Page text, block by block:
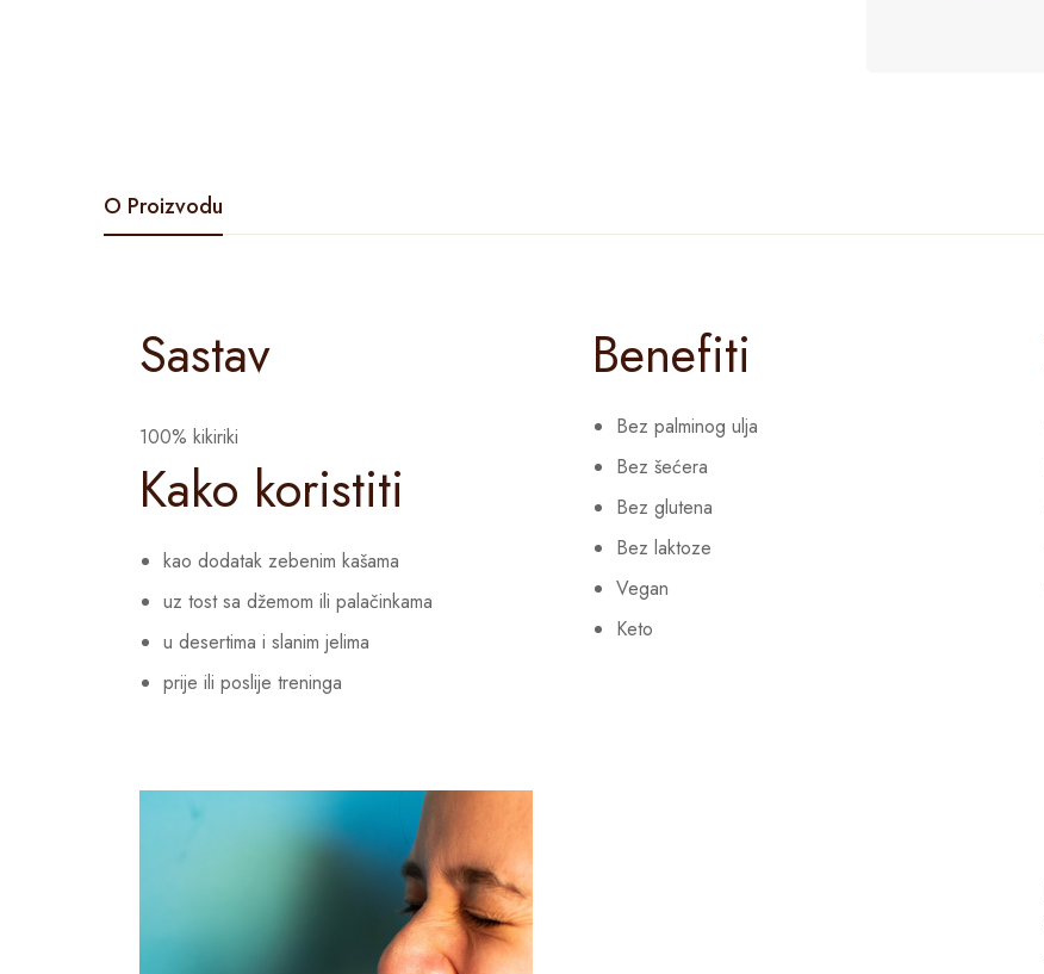
O Proizvodu
Sastav
100% kikiriki
Kako koristiti
kao dodatak zebenim kašama
uz tost sa džemom ili palačinkama
u desertima i slanim jelima
prije ili poslije treninga
Benefiti
Bez palminog ulja
Bez šećera
Bez glutena
Bez laktoze
Vegan
Keto